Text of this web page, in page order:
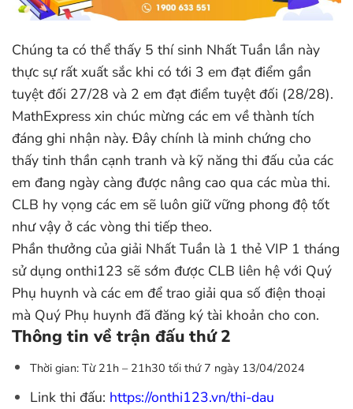
Chúng ta có thể thấy 5 thí sinh Nhất Tuần lần này
thực sự rất xuất sắc khi có tới 3 em đạt điểm gần
tuyệt đối 27/28 và 2 em đạt điểm tuyệt đối (28/28).
MathExpress xin chúc mừng các em về thành tích
đáng ghi nhận này. Đây chính là minh chứng cho
thấy tinh thần cạnh tranh và kỹ năng thi đấu của các
em đang ngày càng được nâng cao qua các mùa thi.
CLB hy vọng các em sẽ luôn giữ vững phong độ tốt
như vậy ở các vòng thi tiếp theo.
Phần thưởng của giải Nhất Tuần là 1 thẻ VIP 1 tháng
sử dụng onthi123 sẽ sớm được CLB liên hệ với Quý
Phụ huynh và các em để trao giải qua số điện thoại
mà Quý Phụ huynh đã đăng ký tài khoản cho con.
Thông tin về trận đấu thứ 2
Thời gian: Từ 21h – 21h30 tối thứ 7 ngày 13/04/2024
️Link thi đấu: https://onthi123.vn/thi-dau